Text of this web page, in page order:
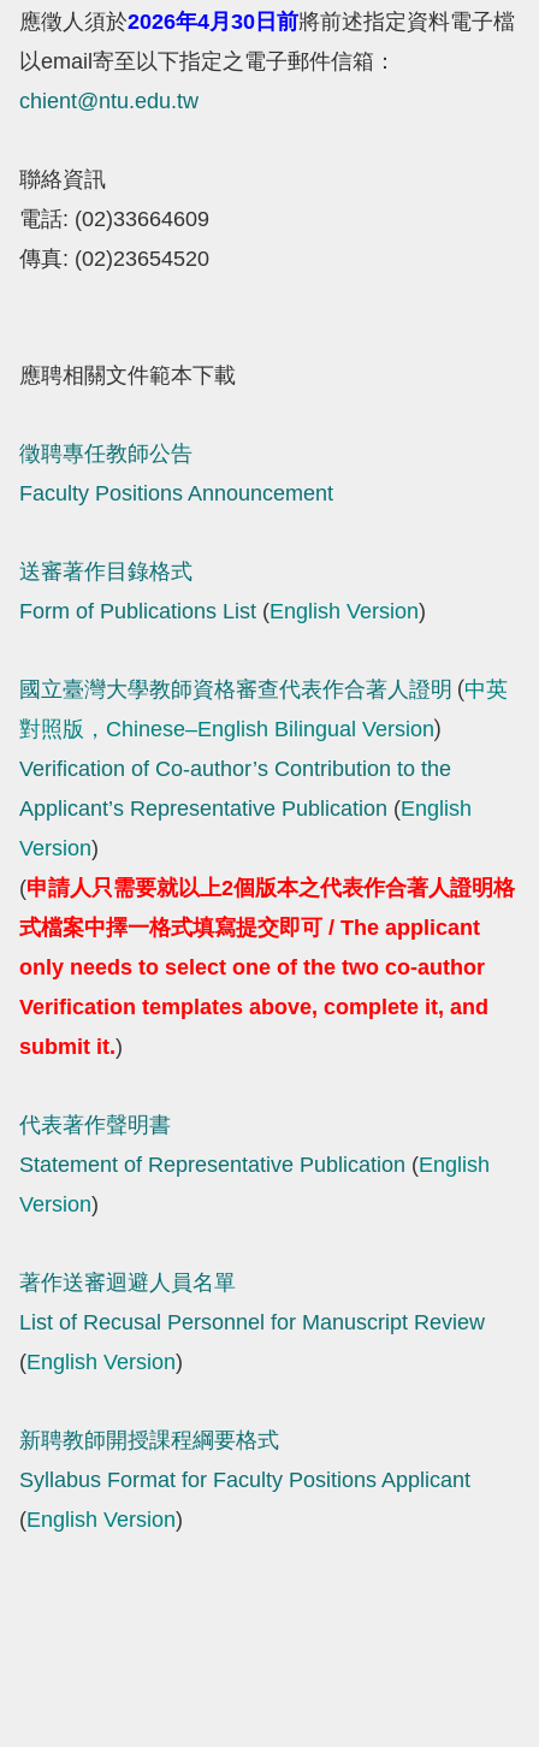
應徵人須於2026年4月30日前將前述指定資料電子檔
以email寄至以下指定之電子郵件信箱：
chient@ntu.edu.tw
聯絡資訊
電話: (02)33664609
傳真: (02)23654520
應聘相關文件範本下載
徵聘專任教師公告
Faculty Positions Announcement
送審著作目錄格式
Form of Publications List (English Version)
國立臺灣大學教師資格審查代表作合著人證明 (中英
對照版， Chinese–English Bilingual Version)
Verification of Co-author’s Contribution to the
Applicant’s Representative Publication (English
Version)
(申請人只需要就以上2個版本之代表作合著人證明格
式檔案中擇一格式填寫提交即可 / The applicant
only needs to select one of the two co-author
Verification templates above, complete it, and
submit it.)
代表著作聲明書
Statement of Representative Publication (English
Version)
著作送審迴避人員名單
List of Recusal Personnel for Manuscript Review
(English Version)
新聘教師開授課程綱要格式
Syllabus Format for Faculty Positions Applicant
(English Version)